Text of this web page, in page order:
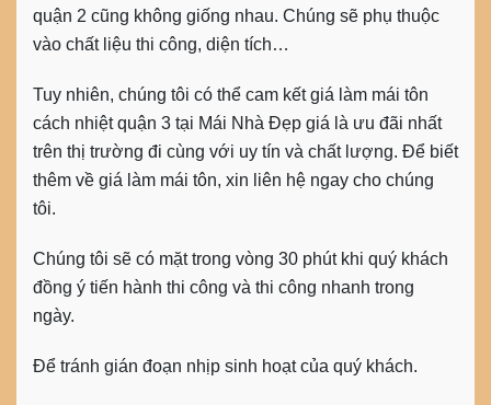
quận 2 cũng không giống nhau. Chúng sẽ phụ thuộc
vào chất liệu thi công, diện tích…
Tuy nhiên, chúng tôi có thể cam kết giá làm mái tôn
cách nhiệt quận 3 tại Mái Nhà Đẹp giá là ưu đãi nhất
trên thị trường đi cùng với uy tín và chất lượng. Để biết
thêm về giá làm mái tôn, xin liên hệ ngay cho chúng
tôi.
Chúng tôi sẽ có mặt trong vòng 30 phút khi quý khách
đồng ý tiến hành thi công và thi công nhanh trong
ngày.
Để tránh gián đoạn nhịp sinh hoạt của quý khách.